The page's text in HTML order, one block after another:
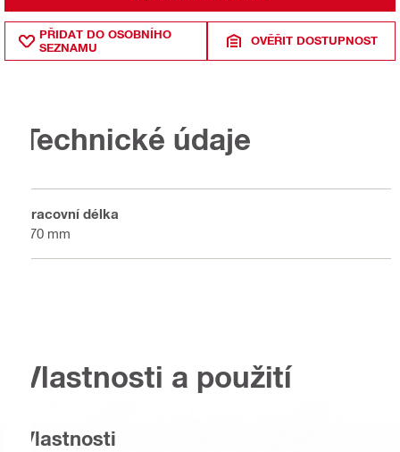
PŘIDAT DO OSOBNÍHO
SEZNAMU
OVĚŘIT DOSTUPNOST
Technické údaje
Pracovní délka
370 mm
Vlastnosti a použití
Vlastnosti